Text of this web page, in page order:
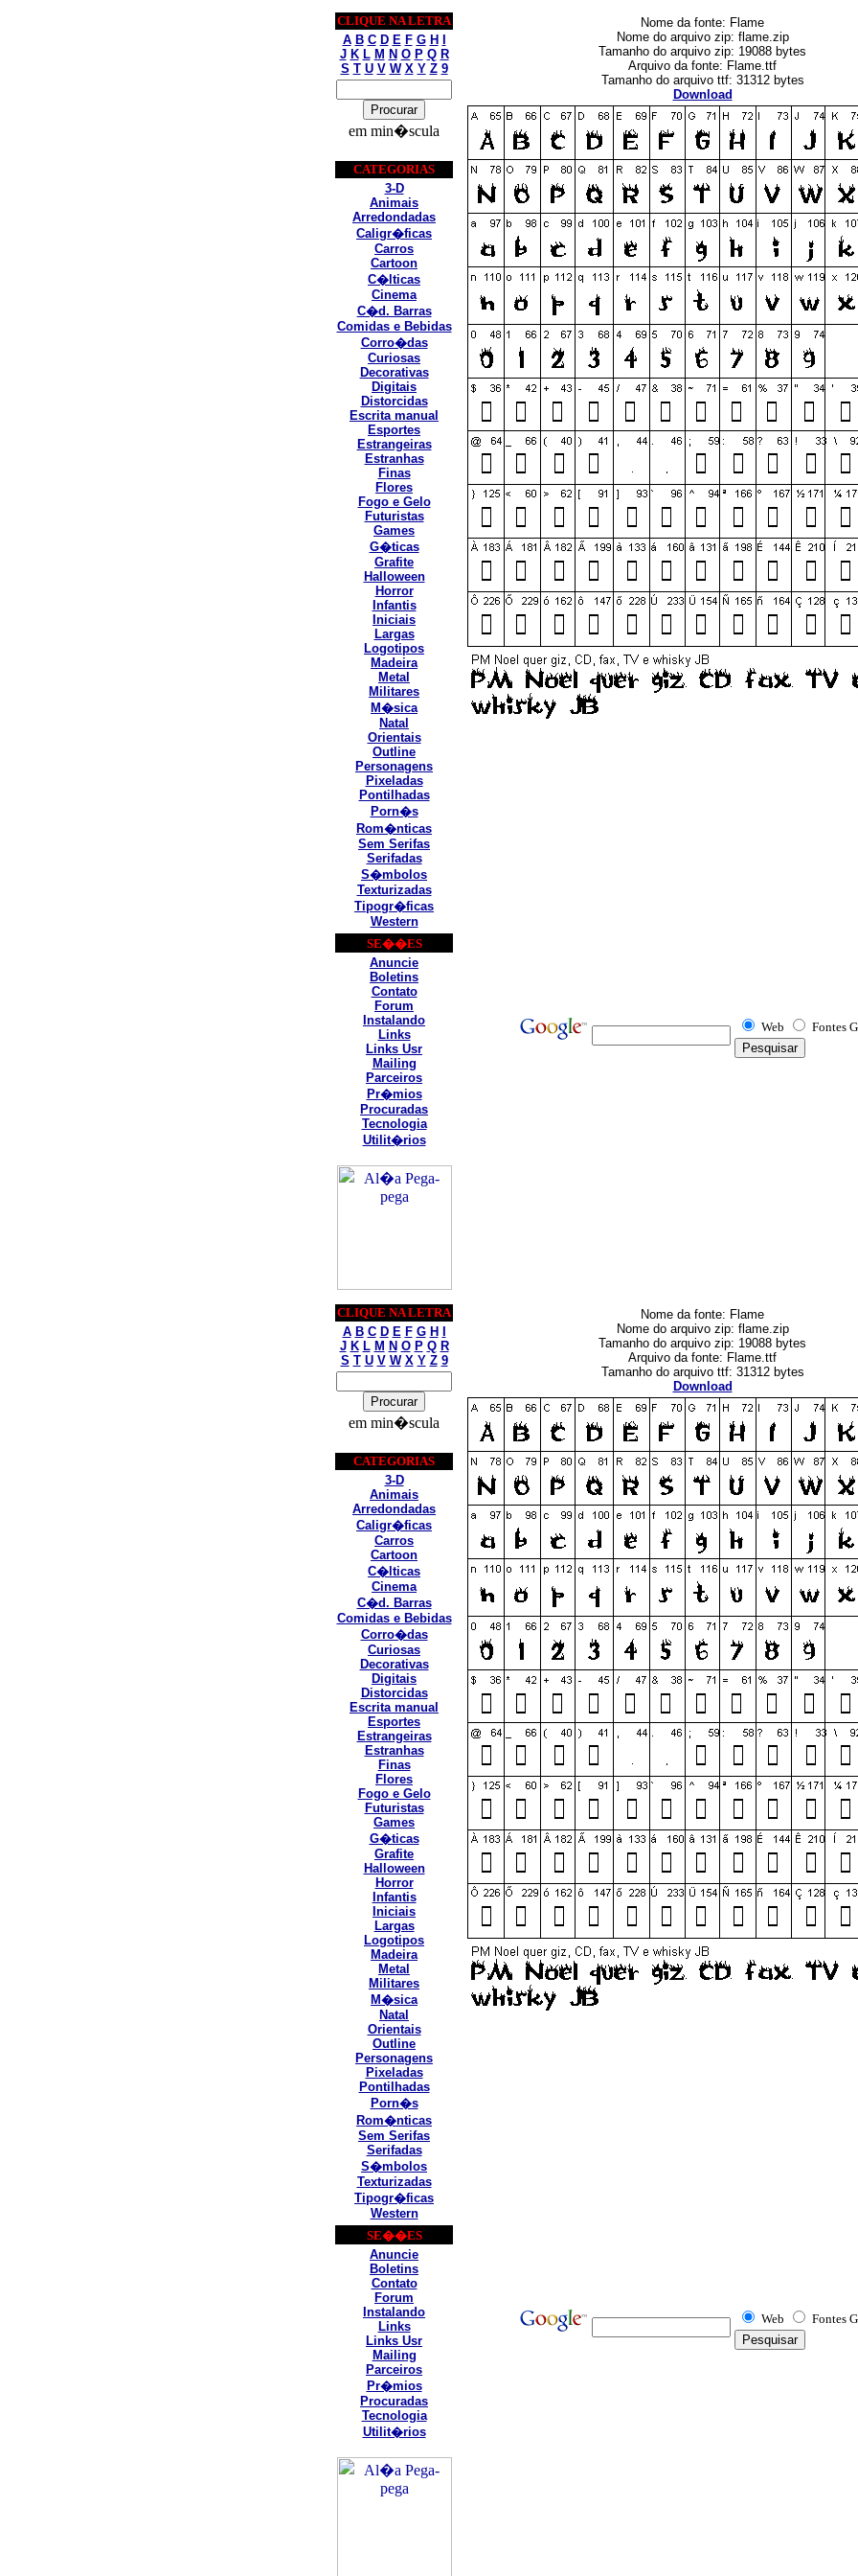
CLIQUE NA LETRA
A B C D E F G H
J K L M N O P Q R
S T U V W X Y Z 9
em min�scula
CATEGORIAS
3-D
Animais
Arredondadas
Caligr�ficas
Carros
Cartoon
C�lticas
Cinema
C�d. Barras
Comidas e Bebidas
Corro�das
Curiosas
Decorativas
Digitais
Distorcidas
Escrita manual
Esportes
Estrangeiras
Estranhas
Finas
Flores
Fogo e Gelo
Futuristas
Games
G�ticas
Grafite
Halloween
Horror
Infantis
Iniciais
Largas
Logotipos
Madeira
Metal
Militares
M�sica
Natal
Orientais
Outline
Personagens
Pixeladas
Pontilhadas
Porn�s
Rom�nticas
Sem Serifas
Serifadas
S�mbolos
Texturizadas
Tipogr�ficas
Western
SE��ES
Anuncie
Boletins
Contato
Forum
Instalando
Links
Links Usr
Mailing
Parceiros
Pr�mios
Procuradas
Tecnologia
Utilit�rios
Nome da fonte: Flame
Nome do arquivo zip: flame.zip
Tamanho do arquivo zip: 19088 bytes
Arquivo da fonte: Flame.ttf
Tamanho do arquivo ttf: 31312 bytes
Download
Web Fontes
CLIQUE NA LETRA
A B C D E F G H
J K L M N O P Q R
S T U V W X Y Z 9
em min�scula
CATEGORIAS
3-D
Animais
Arredondadas
Caligr�ficas
Carros
Cartoon
C�lticas
Cinema
C�d. Barras
Comidas e Bebidas
Corro�das
Curiosas
Decorativas
Digitais
Distorcidas
Escrita manual
Esportes
Estrangeiras
Estranhas
Finas
Flores
Fogo e Gelo
Futuristas
Games
G�ticas
Grafite
Halloween
Horror
Infantis
Iniciais
Largas
Logotipos
Madeira
Metal
Militares
M�sica
Natal
Orientais
Outline
Personagens
Pixeladas
Pontilhadas
Porn�s
Rom�nticas
Sem Serifas
Serifadas
S�mbolos
Texturizadas
Tipogr�ficas
Western
SE��ES
Anuncie
Boletins
Contato
Forum
Instalando
Links
Links Usr
Mailing
Parceiros
Pr�mios
Procuradas
Tecnologia
Utilit�rios
Nome da fonte: Flame
Nome do arquivo zip: flame.zip
Tamanho do arquivo zip: 19088 bytes
Arquivo da fonte: Flame.ttf
Tamanho do arquivo ttf: 31312 bytes
Download
Web Fontes